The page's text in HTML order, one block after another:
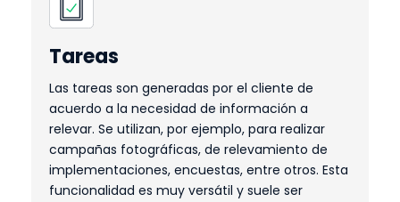
Tareas
Las tareas son generadas por el cliente de
acuerdo a la necesidad de información a
relevar. Se utilizan, por ejemplo, para realizar
campañas fotográficas, de relevamiento de
implementaciones, encuestas, entre otros. Esta
funcionalidad es muy versátil y suele ser